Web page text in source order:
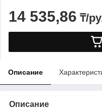
14 535,86 ₸/
Описание
Описание